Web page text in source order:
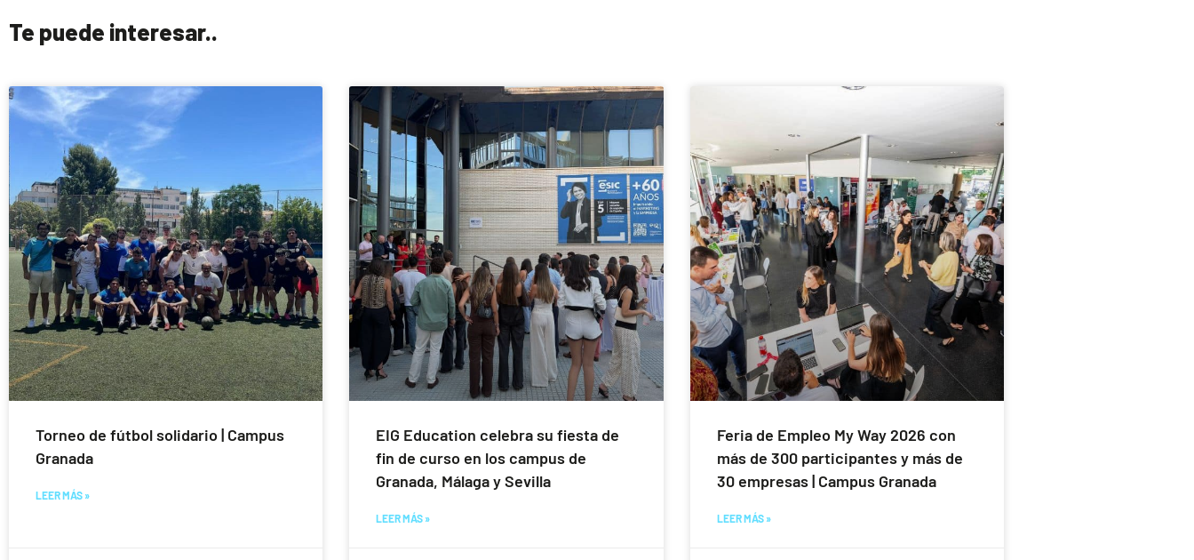
Te puede interesar..
Torneo de fútbol solidario | Campus
Granada
LEER MÁS »
EIG Education celebra su fiesta de
fin de curso en los campus de
Granada, Málaga y Sevilla
LEER MÁS »
Feria de Empleo My Way 2026 con
más de 300 participantes y más de
30 empresas | Campus Granada
LEER MÁS »